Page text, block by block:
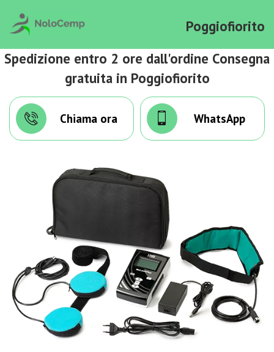
Poggiofiorito
Spedizione entro 2 ore dall'ordine Consegna
gratuita in Poggiofiorito
Chiama ora WhatsApp